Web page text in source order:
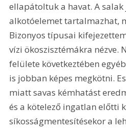
ellapátoltuk a havat. A
alkotóelemet tartalmazhat,
Bizonyos típusai
vízi ökoszisztémákra nézve.
felülete következtében
is jobban képes megkötni.
miatt savas kémhatást
és a kötelező ingatlan előtti
síkosságmentesítésekor a